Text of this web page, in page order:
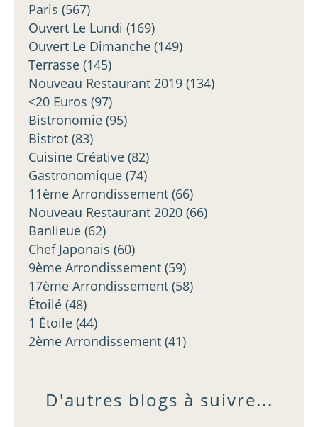
Paris (567)
Ouvert Le Lundi (169)
Ouvert Le Dimanche (149)
Terrasse (145)
Nouveau Restaurant 2019 (134)
<20 Euros (97)
Bistronomie (95)
Bistrot (83)
Cuisine Créative (82)
Gastronomique (74)
11ème Arrondissement (66)
Nouveau Restaurant 2020 (66)
Banlieue (62)
Chef Japonais (60)
9ème Arrondissement (59)
17ème Arrondissement (58)
Étoilé (48)
1 Étoile (44)
2ème Arrondissement (41)
D'autres blogs à suivre...